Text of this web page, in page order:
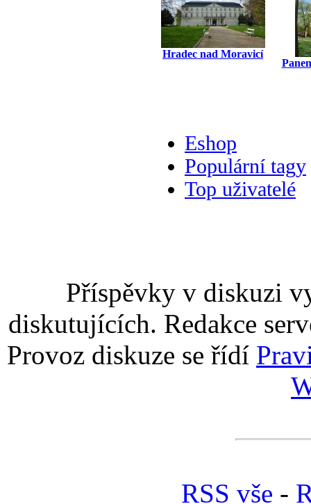
Hradec nad Moravicí
Eshop
Populární tagy
Top uživatelé
Příspěvky v diskuzi
diskutujících. Redakce
Provoz diskuze se řídí
RSS vše -